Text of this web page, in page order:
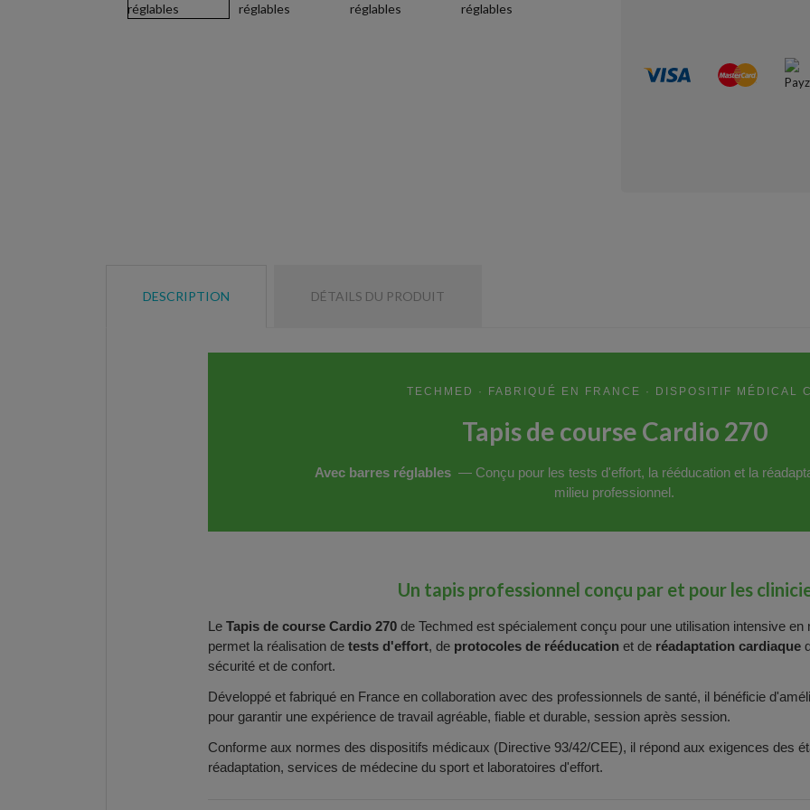
DESCRIPTION DÉTAILS DU PRODUIT
TECHMED · FABRIQUÉ EN FRANCE · DISPOSITIF MÉDICAL
Tapis de course Cardio 270
Avec barres réglables — Conçu pour les tests d'effort, la rééducation et la
milieu professionnel.
Un tapis professionnel conçu par et pour les
Le Tapis de course Cardio 270de Techmed est spécialement conçu pour une utilisation intensive en
permet la réalisation de tests d'effort, de protocoles de rééducationet de réadaptation cardiaque
sécurité et de confort.
Développé et fabriqué en France en collaboration avec des professionnels de santé, il bénéficie
pour garantir une expérience de travail agréable, fiable et durable, session après session.
Conforme aux normes des dispositifs médicaux (Directive 93/42/CEE), il répond aux exigences des
réadaptation, services de médecine du sport et laboratoires d'effort.